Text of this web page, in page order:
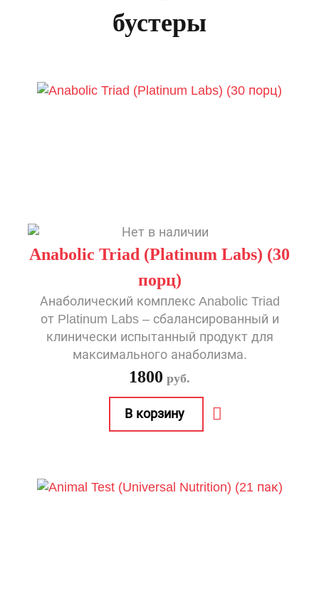
бустеры
Anabolic Triad (Platinum Labs) (30
порц)
Анаболический комплекс Anabolic Triad
от Platinum Labs – сбалансированный и
клинически испытанный продукт для
максимального анаболизма.
1800 руб.